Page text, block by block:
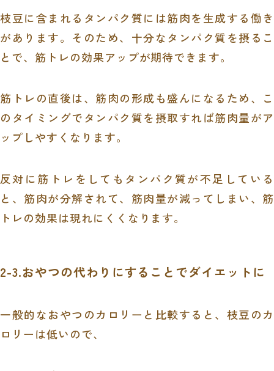
枝豆に含まれるタンパク質には筋肉を生成する働き
があります。そのため、十分なタンパク質を摂るこ
とで、筋トレの効果アップが期待できます。
筋トレの直後は、筋肉の形成も盛んになるため、こ
のタイミングでタンパク質を摂取すれば筋肉量がア
ップしやすくなります。
反対に筋トレをしてもタンパク質が不足している
と、筋肉が分解されて、筋肉量が減ってしまい、筋
トレの効果は現れにくくなります。
2-3.おやつの代わりにすることでダイエットに
一般的なおやつのカロリーと比較すると、枝豆のカ
ロリーは低いので、